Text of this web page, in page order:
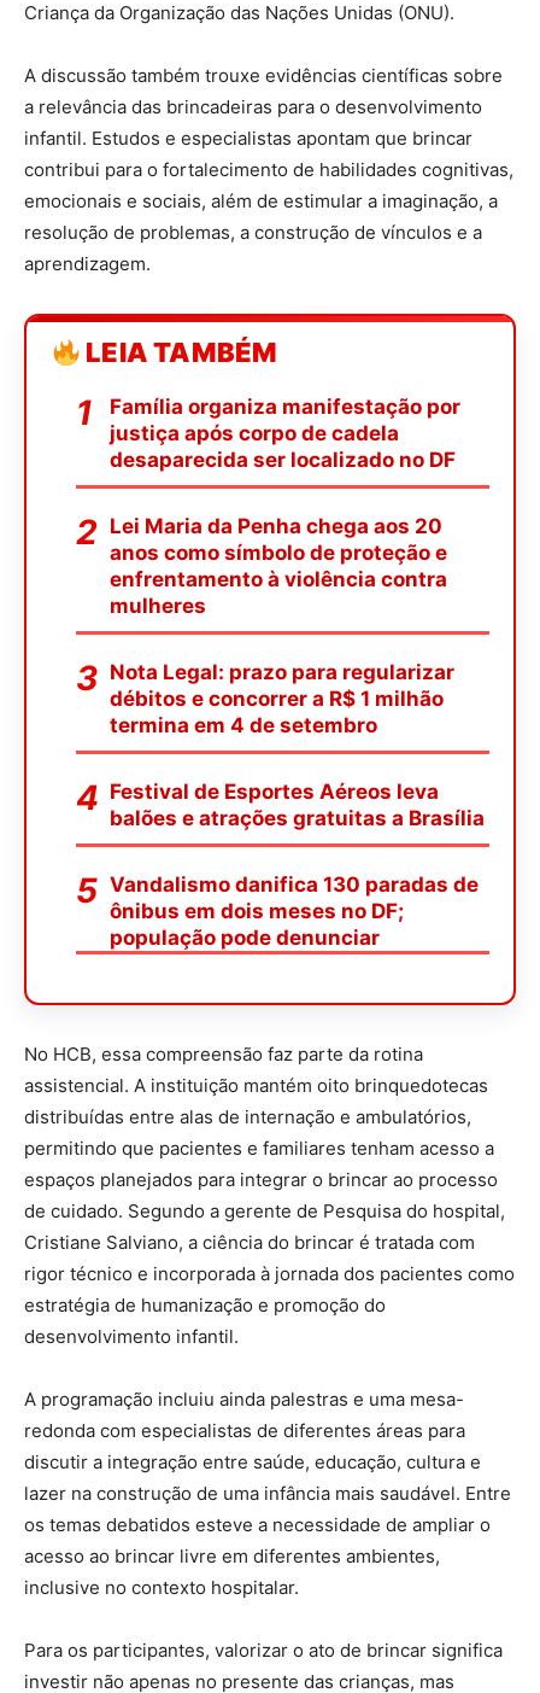
Criança da Organização das Nações Unidas (ONU).
A discussão também trouxe evidências científicas sobre
a relevância das brincadeiras para o desenvolvimento
infantil. Estudos e especialistas apontam que brincar
contribui para o fortalecimento de habilidades cognitivas,
emocionais e sociais, além de estimular a imaginação, a
resolução de problemas, a construção de vínculos e a
aprendizagem.
LEIA TAMBÉM
Família organiza manifestação por
justiça após corpo de cadela
desaparecida ser localizado no DF
Lei Maria da Penha chega aos 20
anos como símbolo de proteção e
enfrentamento à violência contra
mulheres
Nota Legal: prazo para regularizar
débitos e concorrer a R$ 1 milhão
termina em 4 de setembro
Festival de Esportes Aéreos leva
balões e atrações gratuitas a Brasília
Vandalismo danifica 130 paradas de
ônibus em dois meses no DF;
população pode denunciar
No HCB, essa compreensão faz parte da rotina
assistencial. A instituição mantém oito brinquedotecas
distribuídas entre alas de internação e ambulatórios,
permitindo que pacientes e familiares tenham acesso a
espaços planejados para integrar o brincar ao processo
de cuidado. Segundo a gerente de Pesquisa do hospital,
Cristiane Salviano, a ciência do brincar é tratada com
rigor técnico e incorporada à jornada dos pacientes como
estratégia de humanização e promoção do
desenvolvimento infantil.
A programação incluiu ainda palestras e uma mesa-
redonda com especialistas de diferentes áreas para
discutir a integração entre saúde, educação, cultura e
lazer na construção de uma infância mais saudável. Entre
os temas debatidos esteve a necessidade de ampliar o
acesso ao brincar livre em diferentes ambientes,
inclusive no contexto hospitalar.
Para os participantes, valorizar o ato de brincar significa
investir não apenas no presente das crianças, mas